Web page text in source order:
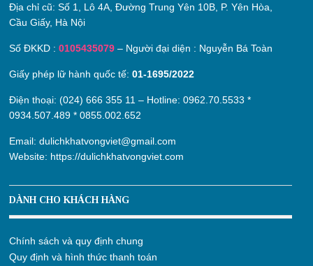
Địa chỉ cũ:Số 1, Lô 4A, Đường Trung Yên 10B, P. Yên Hòa,
Cầu Giấy, Hà Nội
Số ĐKKD :0105435079 – Người đại diện : Nguyễn Bá Toàn
Giấy phép lữ hành quốc tế:01-1695/2022
Điện thoại: (024) 666 355 11 – Hotline:0962.70.5533 *
0934.507.489 *0855.002.652
Email:dulichkhatvongviet@gmail.com
Website: https://dulichkhatvongviet.com
DÀNH CHO KHÁCH HÀNG
Chính sách và quy định chung
Quy định và hình thức thanh toán